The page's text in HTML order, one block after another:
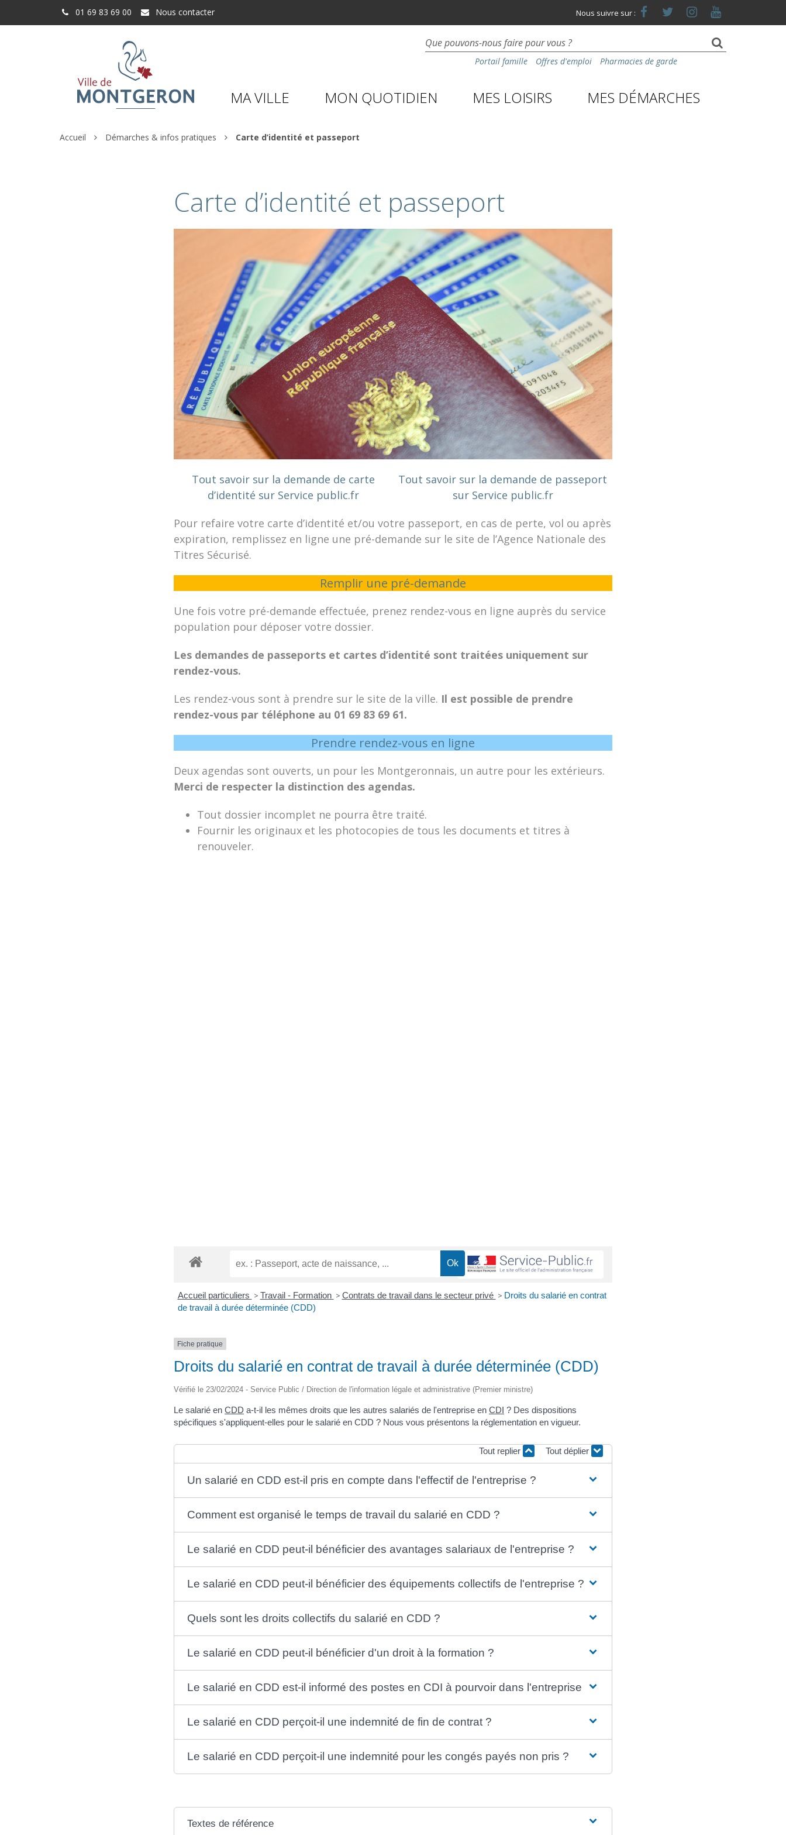
01 69 83 69 00 Nous contacter Nous suivre sur :
Lien
vers
Facebook
Lien
vers
Twitter
Lien
vers
compte
vers
Portail famille Offres d'emploi Pharmacies de garde
MA VILLE MON QUOTIDIEN MES LOISIRS MES DÉMARCHES
Accueil Démarches & infos pratiques Carte d’identité et passeport
Carte d’identité et passeport
Tout savoir sur la demande de carte
d’identité sur Service public.fr
Tout savoir sur la demande de passeport
sur Service public.fr
Pour refaire votre carte d’identité et/ou votre passeport, en cas de perte, vol ou après
expiration, remplissez en ligne une pré-demande sur le site de l’Agence Nationale des
Titres Sécurisé.
Remplir une pré-demande
Une fois votre pré-demande effectuée, prenez rendez-vous en ligne auprès du service
population pour déposer votre dossier.
Les demandes de passeports et cartes d’identité sont traitées uniquement sur
rendez-vous.
Les rendez-vous sont à prendre sur le site de la ville. Il est possible de prendre
rendez-vous par téléphone au 01 69 83 69 61.
Prendre rendez-vous en ligne
Deux agendas sont ouverts, un pour les Montgeronnais, un autre pour les extérieurs.
Merci de respecter la distinction des agendas.
Tout dossier incomplet ne pourra être traité.
Fournir les originaux et les photocopies de tous les documents et titres à
renouveler.
Accueil particuliers > Travail - Formation > Contrats de travail dans le secteur privé > Droits du salarié en contrat
de travail à durée déterminée (CDD)
Fiche pratique
Droits du salarié en contrat de travail à durée déterminée (CDD)
Vérifié le 23/02/2024 - Service Public / Direction de l'information légale et administrative (Premier ministre)
Le salarié en CDD a-t-il les mêmes droits que les autres salariés de l'entreprise en CDI ? Des dispositions
spécifiques s'appliquent-elles pour le salarié en CDD ? Nous vous présentons la réglementation en vigueur.
Tout replier Tout déplier
Un salarié en CDD est-il pris en compte dans l'effectif de l'entreprise ?
Comment est organisé le temps de travail du salarié en CDD ?
Le salarié en CDD peut-il bénéficier des avantages salariaux de l'entreprise ?
Le salarié en CDD peut-il bénéficier des équipements collectifs de l'entreprise ?
Quels sont les droits collectifs du salarié en CDD ?
Le salarié en CDD peut-il bénéficier d'un droit à la formation ?
Le salarié en CDD est-il informé des postes en CDI à pourvoir dans l'entreprise ?
Le salarié en CDD perçoit-il une indemnité de fin de contrat ?
Le salarié en CDD perçoit-il une indemnité pour les congés payés non pris ?
Textes de référence